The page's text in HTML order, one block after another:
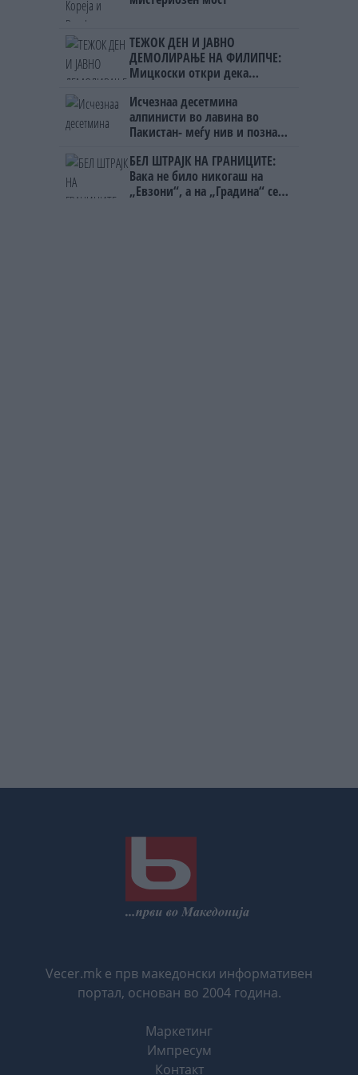
ТЕЖОК ДЕН И ЈАВНО
ДЕМОЛИРАЊЕ НА ФИЛИПЧЕ:
Мицкоски откри дека
ништо, освен за кеш
Исчезнаа десетмина
алпинисти во лавина во
Пакистан- меѓу нив и познат
БЕЛ ШТРАЈК НА ГРАНИЦИТЕ:
Вака не било никогаш на
„Евзони“, а на „Градина“ се
Vecer.mk е прв македонски информативен
портал, основан во 2004 година.
Маркетинг
Импресум
Контакт